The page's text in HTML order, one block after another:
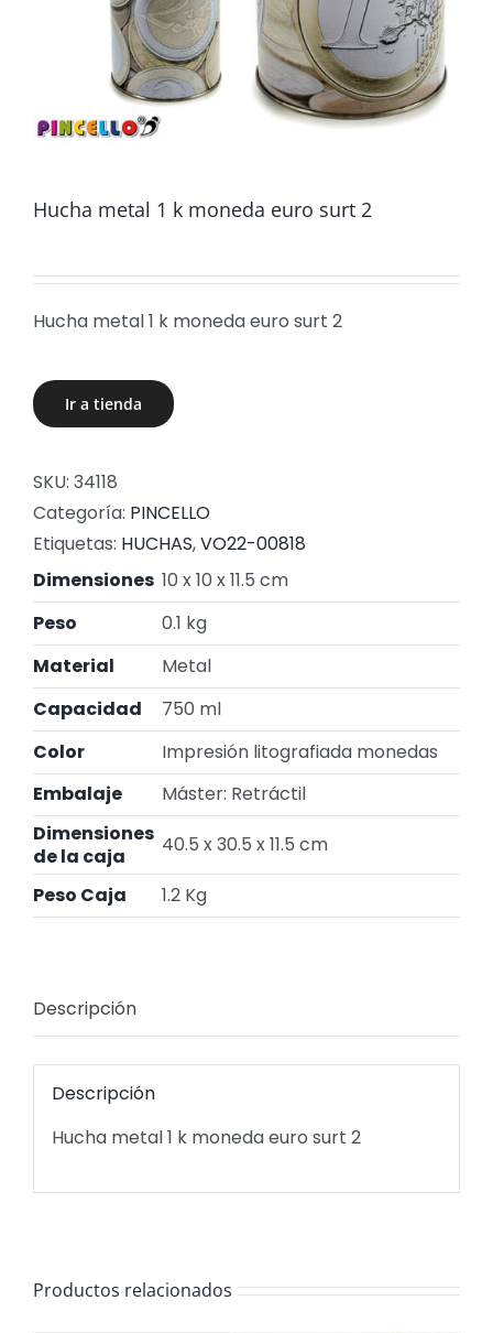
Hucha metal 1 k moneda euro surt 2
Hucha metal 1 k moneda euro surt 2
Ir a tienda
SKU: 34118
Categoría: PINCELLO
Etiquetas: HUCHAS,VO22-00818
Dimensiones 10 x 10 x 11.5 cm
Peso
0.1 kg
Material
Metal
Capacidad
750 ml
Color
Impresión litografiada monedas
Embalaje
Máster: Retráctil
Dimensiones
de la caja
40.5 x 30.5 x 11.5 cm
Peso Caja
1.2 Kg
Descripción
Descripción
Hucha metal 1 k moneda euro surt 2
Productos relacionados